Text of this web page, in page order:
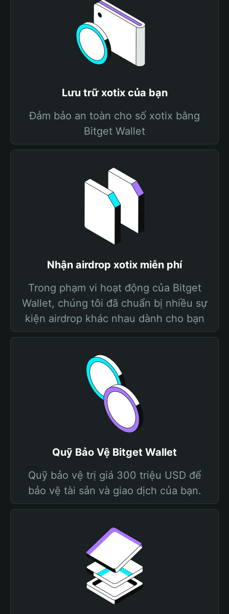
Lưu trữ xotix của bạn
Đảm bảo an toàn cho số xotix bằng
Bitget Wallet
Nhận airdrop xotix miễn phí
Trong phạm vi hoạt động của Bitget
Wallet, chúng tôi đã chuẩn bị nhiều sự
kiện airdrop khác nhau dành cho bạn
Quỹ Bảo Vệ Bitget Wallet
Quỹ bảo vệ trị giá 300 triệu USD để
bảo vệ tài sản và giao dịch của bạn.